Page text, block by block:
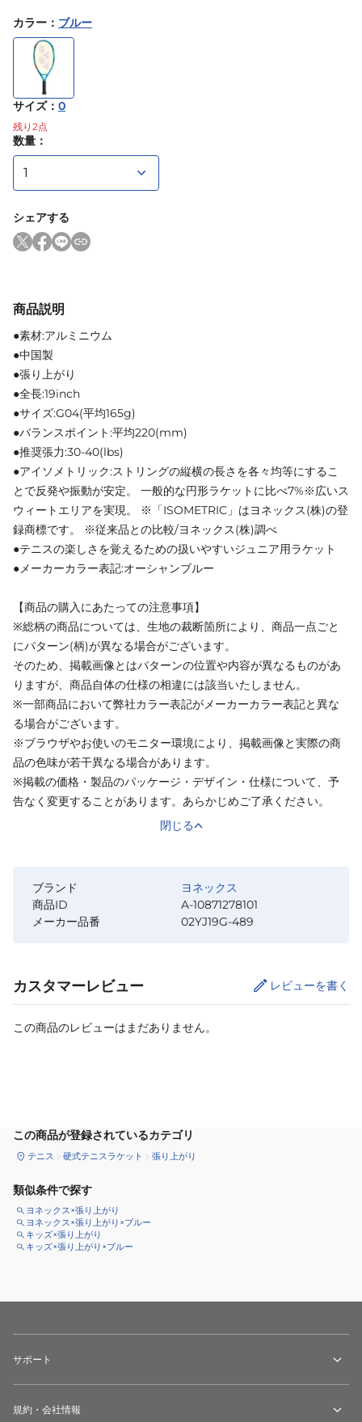
カラー ： ブルー
サイズ： 0
残り 2点
数量：
シェアする
商品説明
●素材:アルミニウム
●中国製
●張り上がり
●全長:19inch
●サイズ:G04(平均165g)
●バランスポイント:平均220(mm)
●推奨張力:30-40(lbs)
●アイソメトリック:ストリングの縦横の長さを各々均等にするこ
とで反発や振動が安定。 一般的な円形ラケットに比べ7%※広いス
ウィートエリアを実現。 ※「ISOMETRIC」はヨネックス(株)の登
録商標です。 ※従来品との比較/ヨネックス(株)調べ
●テニスの楽しさを覚えるための扱いやすいジュニア用ラケット
●メーカーカラー表記:オーシャンブルー
【商品の購入にあたっての注意事項】
※総柄の商品については、生地の裁断箇所により、商品一点ごと
にパターン(柄)が異なる場合がございます。
そのため、掲載画像とはパターンの位置や内容が異なるものがあ
りますが、商品自体の仕様の相違には該当いたしません。
※一部商品において弊社カラー表記がメーカーカラー表記と異な
る場合がございます。
※ブラウザやお使いのモニター環境により、掲載画像と実際の商
品の色味が若干異なる場合があります。
※掲載の価格・製品のパッケージ・デザイン・仕様について、予
告なく変更することがあります。あらかじめご了承ください。
閉じる
ブランド
ヨネックス
商品ID
A-10871278101
メーカー品番
02YJ19G-489
カスタマーレビュー レビューを書く
この商品のレビューはまだありません。
この商品が登録されているカテゴリ
テニス 硬式テニスラケット 張り上がり
類似条件で探す
ヨネックス×張り上がり
ヨネックス×張り上がり×ブルー
キッズ×張り上がり
キッズ×張り上がり×ブルー
サポート
規約・会社情報